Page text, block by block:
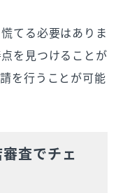
てる必要はありま
を見つけることが
を行うことが可能
査でチェ